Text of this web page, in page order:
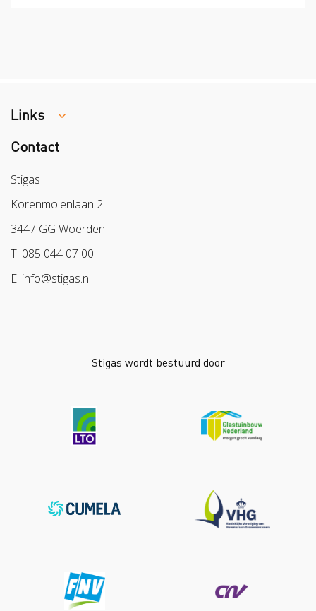
Links
Colland
Sazas
BPL
Arbeidsmarkt
Contact
Stigas
Korenmolenlaan 2
3447 GG Woerden
T: 085 044 07 00
E: info@stigas.nl
Stigas wordt bestuurd door